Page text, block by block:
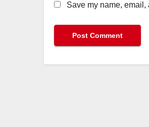
Save my name, email,